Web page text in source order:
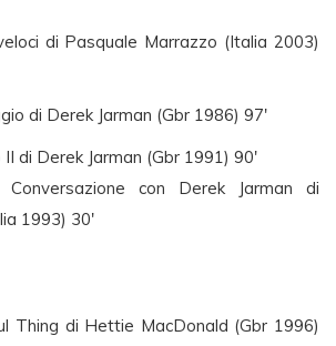
di Pasquale Marrazzo (Italia 2003)
di Derek Jarman (Gbr 1986) 97′
di Derek Jarman (Gbr 1991) 90′
Conversazione con Derek Jarman di
1993) 30′
Thing di Hettie MacDonald (Gbr 1996)